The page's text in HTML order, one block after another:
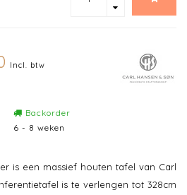
Incl. btw
Backorder
6 - 8 weken
is een massief houten tafel van Carl
is te verlengen tot 328cm